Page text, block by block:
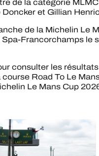
et Gillian
de la Michelin Le
Francorchamps le
consulter les résultats
Road To Le
Le Mans Cup